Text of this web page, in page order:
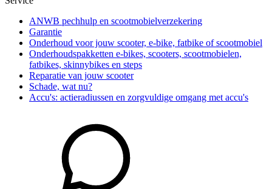
ANWB pechhulp en scootmobielverzekering
Garantie
Onderhoud voor jouw scooter, e-bike, fatbike of scootmobiel
Onderhoudspakketten e-bikes, scooters, scootmobielen,
fatbikes, skinnybikes en steps
Reparatie van jouw scooter
Schade, wat nu?
Accu's: actieradiussen en zorgvuldige omgang met accu's